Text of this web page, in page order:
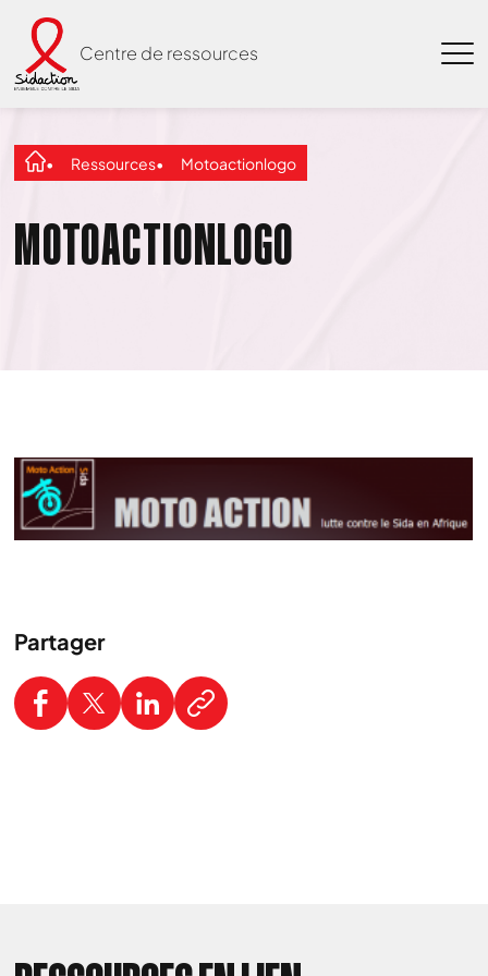
Centre de ressources
Ressources Motoactionlogo
MOTOACTIONLOGO
Partager